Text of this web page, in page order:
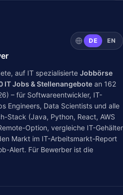
DE EN
auf IT spezialisierte Jobbörse
IT Jobs & Stellenangebote an 162
– für Softwareentwickler, IT-
Engineers, Data Scientists und alle
Stack (Java, Python, React, AWS
Option, vergleiche IT-Gehälter
Markt im IT-Arbeitsmarkt-Report
Alert. Für Bewerber ist die